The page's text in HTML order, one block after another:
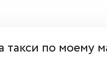
такси по моему